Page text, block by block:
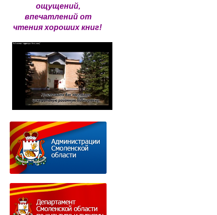
ощущений,
впечатлений от
чтения хороших книг!